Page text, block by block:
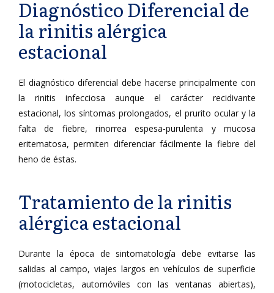
Diagnóstico Diferencial de
la rinitis alérgica
estacional
El diagnóstico diferencial debe hacerse principalmente con
la rinitis infecciosa aunque el carácter recidivante
estacional, los síntomas prolongados, el prurito ocular y la
falta de fiebre, rinorrea espesa-purulenta y mucosa
eritematosa, permiten diferenciar fácilmente la fiebre del
heno de éstas.
Tratamiento de la rinitis
alérgica estacional
Durante la época de sintomatología debe evitarse las
salidas al campo, viajes largos en vehículos de superficie
(motocicletas, automóviles con las ventanas abiertas),